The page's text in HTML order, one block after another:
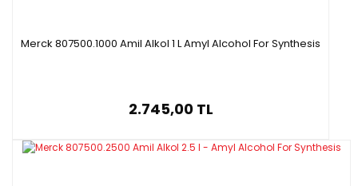
Merck 807500.1000 Amil Alkol 1 L Amyl Alcohol For Synthesis
2.745,00 TL